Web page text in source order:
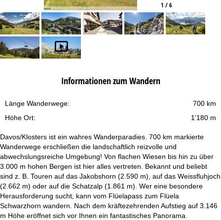
Zustimmen
e
i
t
1 / 6
Informationen zum Wandern
700 km
Länge Wanderwege:
1’180 m
Höhe Ort:
Davos/Klosters ist ein wahres Wanderparadies. 700 km markierte
Wanderwege erschließen die landschaftlich reizvolle und
abwechslungsreiche Umgebung! Von flachen Wiesen bis hin zu über
3.000 m hohen Bergen ist hier alles vertreten. Bekannt und beliebt
sind z. B. Touren auf das Jakobshorn (2.590 m), auf das Weissfluhjoch
(2.662 m) oder auf die Schatzalp (1.861 m). Wer eine besondere
Herausforderung sucht, kann vom Flüelapass zum Flüela
Schwarzhorn wandern. Nach dem kräftezehrenden Aufstieg auf 3.146
m Höhe eröffnet sich vor Ihnen ein fantastisches Panorama.